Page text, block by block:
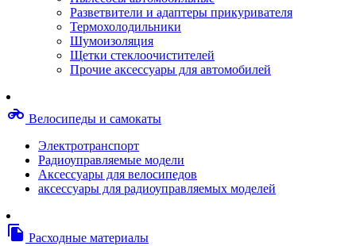
Степлерные скобы, скрепки
Термопленки
Термоузлы/печки/тэны
Тормозные площадки
Узлы/комплекты переноса изображений
Шлейфы
Баллоны со сжатым воздухом
Салфетки для чистки оргтехники
Скотч, фломастеры
Чистящие спреи, жидкости и пены
Картриджи для специализированных
Разветвители и адаптеры прикуривателя
Термохолодильники
Шумоизоляция
Щетки стеклоочистителей
Прочие аксессуары для автомобилей
motorcycle Велосипеды и самокаты
Электротранспорт
Радиоуправляемые модели
Аксессуары для велосипедов
аксессуары для радиоуправляемых моделей
file_copy Расходные материалы